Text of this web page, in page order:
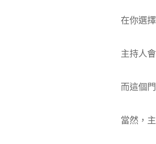
在你選
主持人
而這個
當然，